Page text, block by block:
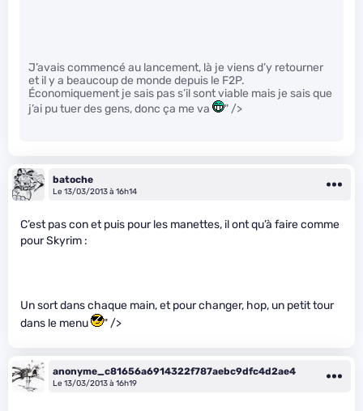
J’avais commencé au lancement, là je viens d’y retourner
et il y a beaucoup de monde depuis le F2P.
Économiquement je sais pas s’il sont viable mais je sais que
j’ai pu tuer des gens, donc ça me va
" />
batoche
Le 13/03/2013 à 16h14
C’est pas con et puis pour les manettes, il ont qu’à faire comme
pour Skyrim :
Un sort dans chaque main, et pour changer, hop, un petit tour
dans le menu
" />
anonyme_c81656a6914322f787aebc9dfc4d2ae4
Le 13/03/2013 à 16h19